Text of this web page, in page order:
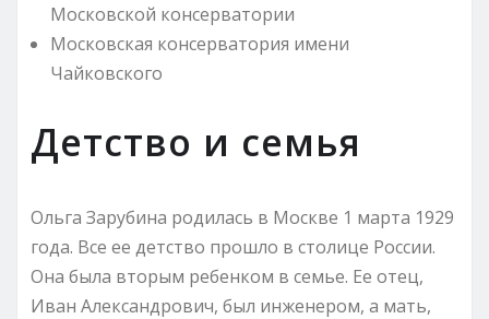
Московской консерватории
Московская консерватория имени
Чайковского
Детство и семья
Ольга Зарубина родилась в Москве 1 марта 1929
года. Все ее детство прошло в столице России.
Она была вторым ребенком в семье. Ее отец,
Иван Александрович, был инженером, а мать,